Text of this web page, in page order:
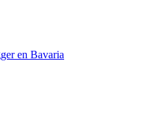
en Bavaria